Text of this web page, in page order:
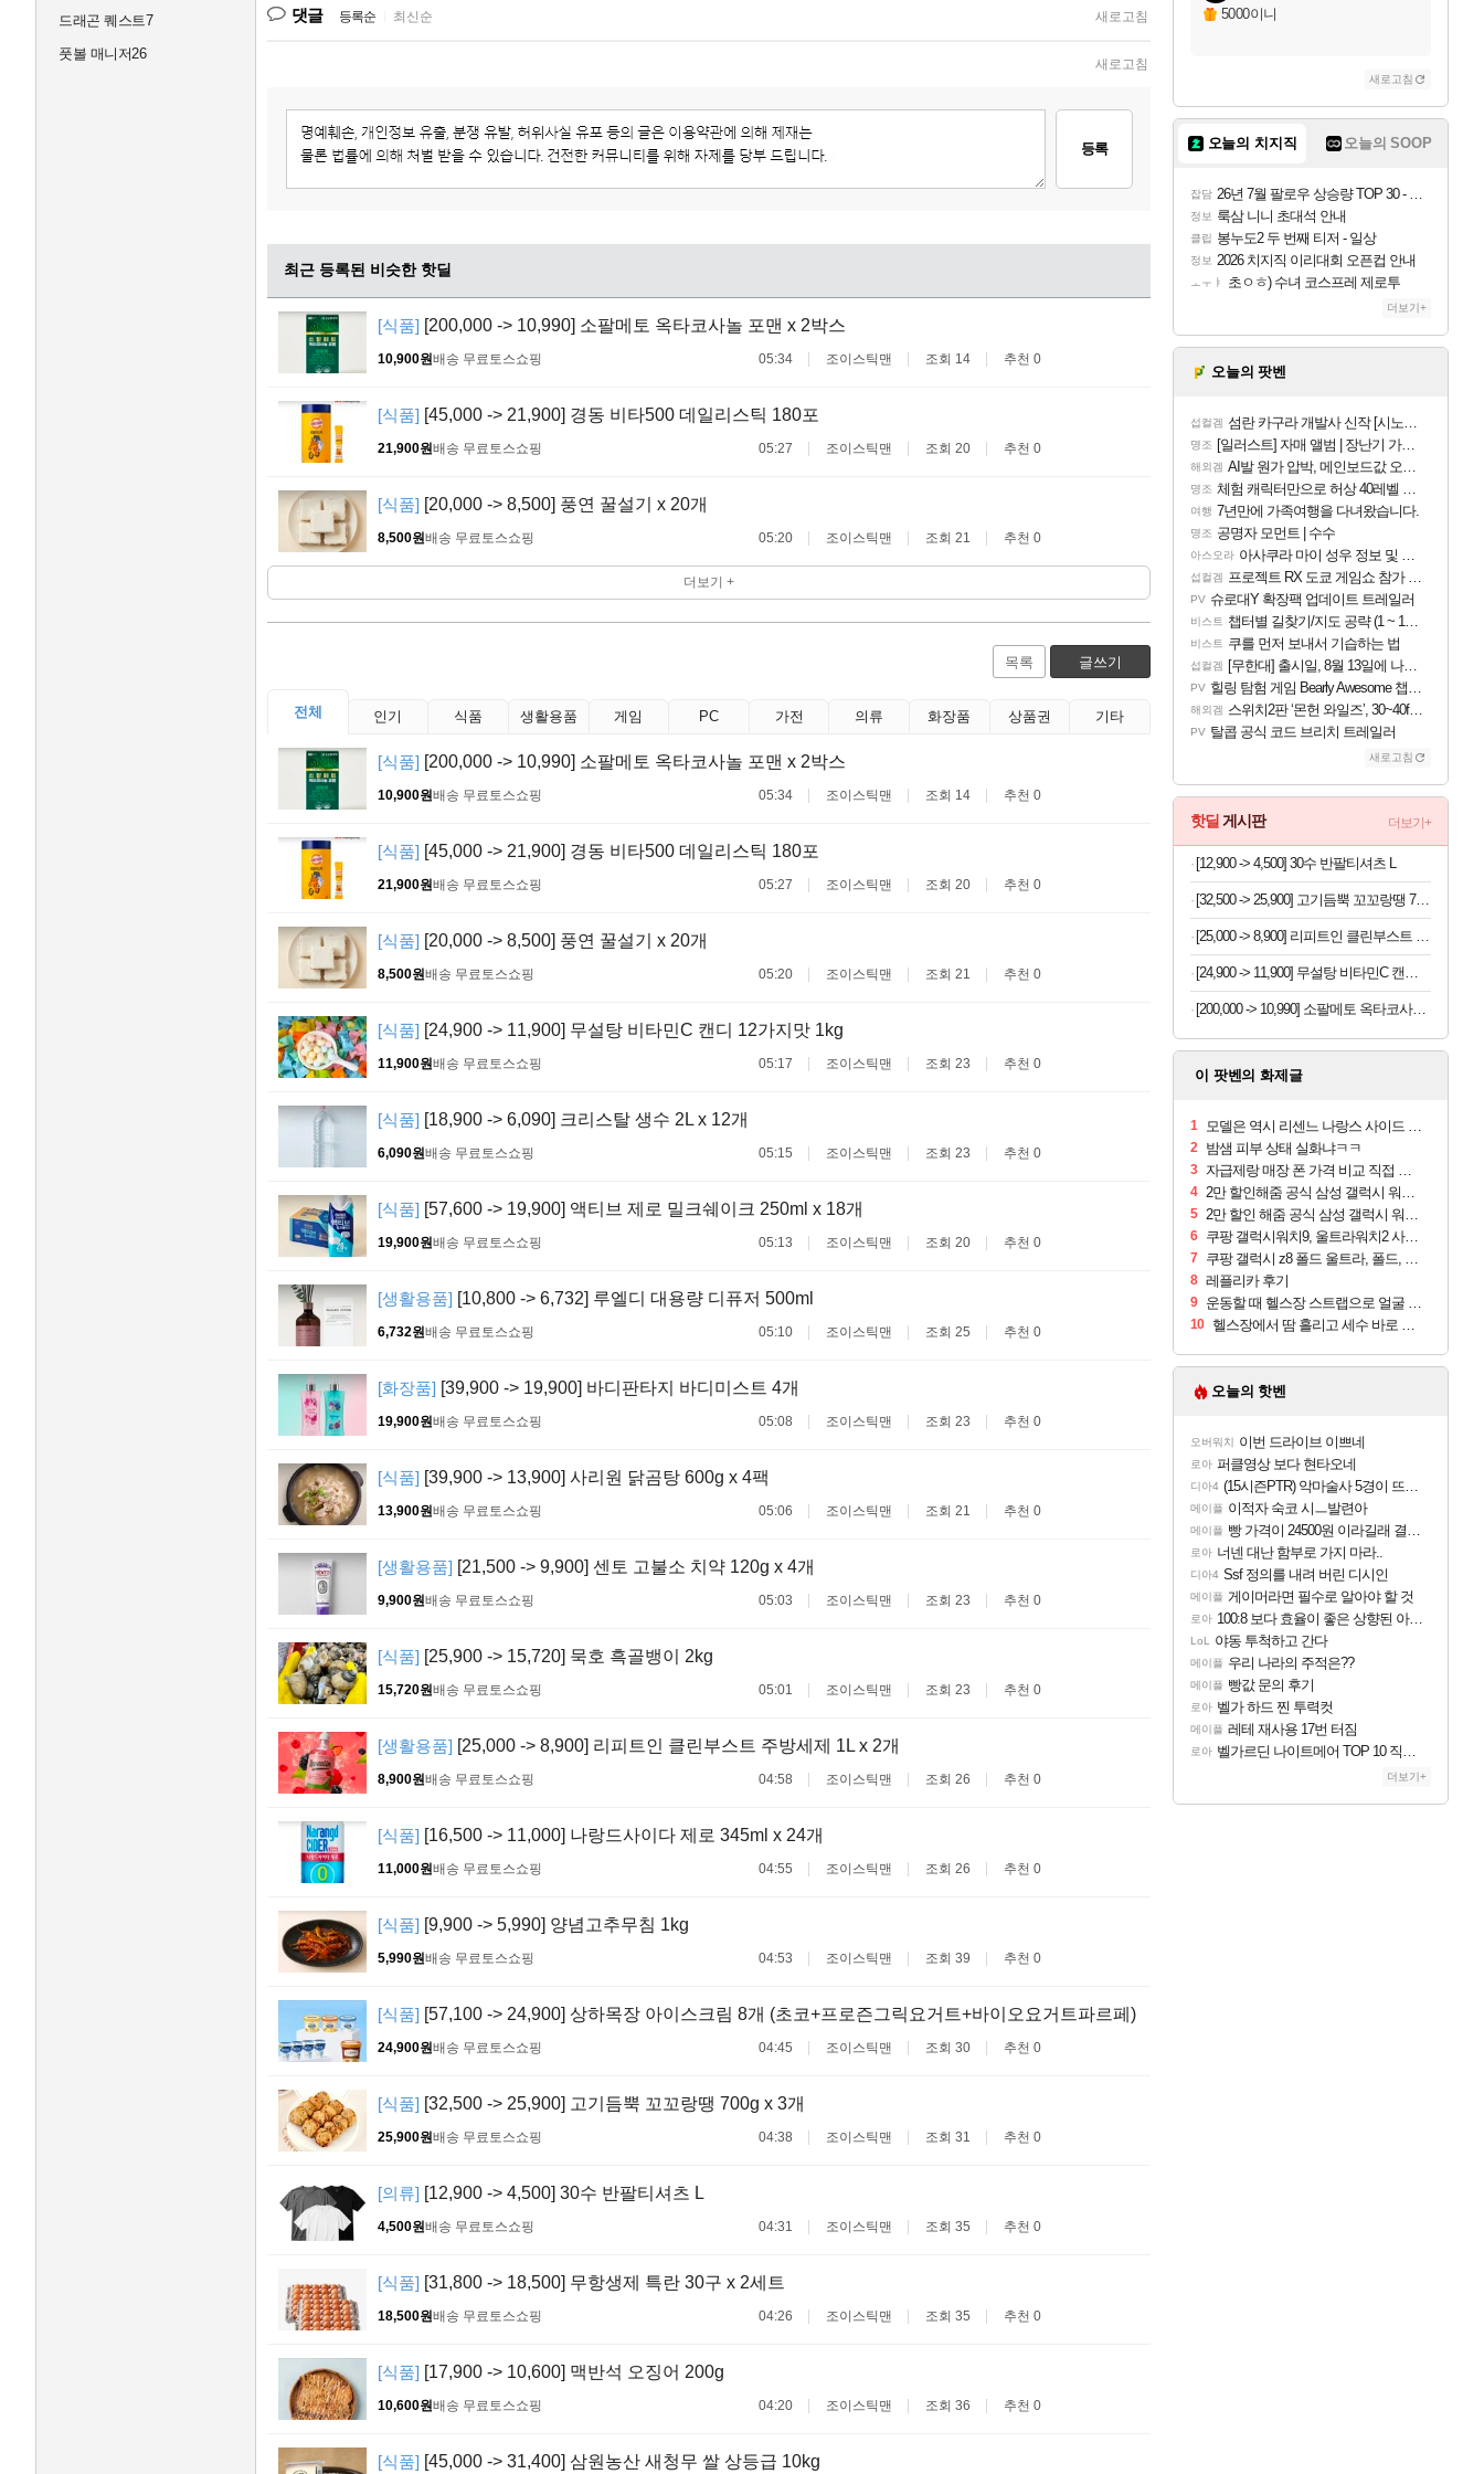
드래곤 퀘스트7
풋볼 매니저26
댓글 등록순 최신순 새로고침
새로고침
등록
최근 등록된 비슷한 핫딜
[식품] [200,000 -> 10,990] 소팔메토 옥타코사놀 포맨 x 2박스
10,900원배송 무료 토스쇼핑 05:34 조이스틱맨 조회 14 추천 0
[식품] [45,000 -> 21,900] 경동 비타500 데일리스틱 180포
21,900원배송 무료 토스쇼핑 05:27 조이스틱맨 조회 20 추천 0
[식품] [20,000 -> 8,500] 풍연 꿀설기 x 20개
8,500원배송 무료 토스쇼핑 05:20 조이스틱맨 조회 21 추천 0
더보기 +
목록 글쓰기
전체 인기 식품 생활용품 게임 PC 가전 의류 화장품 상품권 기타
[식품] [200,000 -> 10,990] 소팔메토 옥타코사놀 포맨 x 2박스
10,900원배송 무료 토스쇼핑 05:34 조이스틱맨 조회 14 추천 0
[식품] [45,000 -> 21,900] 경동 비타500 데일리스틱 180포
21,900원배송 무료 토스쇼핑 05:27 조이스틱맨 조회 20 추천 0
[식품] [20,000 -> 8,500] 풍연 꿀설기 x 20개
8,500원배송 무료 토스쇼핑 05:20 조이스틱맨 조회 21 추천 0
[식품] [24,900 -> 11,900] 무설탕 비타민C 캔디 12가지맛 1kg
11,900원배송 무료 토스쇼핑 05:17 조이스틱맨 조회 23 추천 0
[식품] [18,900 -> 6,090] 크리스탈 생수 2L x 12개
6,090원배송 무료 토스쇼핑 05:15 조이스틱맨 조회 23 추천 0
[식품] [57,600 -> 19,900] 액티브 제로 밀크쉐이크 250ml x 18개
19,900원배송 무료 토스쇼핑 05:13 조이스틱맨 조회 20 추천 0
[생활용품] [10,800 -> 6,732] 루엘디 대용량 디퓨저 500ml
6,732원배송 무료 토스쇼핑 05:10 조이스틱맨 조회 25 추천 0
[화장품] [39,900 -> 19,900] 바디판타지 바디미스트 4개
19,900원배송 무료 토스쇼핑 05:08 조이스틱맨 조회 23 추천 0
[식품] [39,900 -> 13,900] 사리원 닭곰탕 600g x 4팩
13,900원배송 무료 토스쇼핑 05:06 조이스틱맨 조회 21 추천 0
[생활용품] [21,500 -> 9,900] 센토 고불소 치약 120g x 4개
9,900원배송 무료 토스쇼핑 05:03 조이스틱맨 조회 23 추천 0
[식품] [25,900 -> 15,720] 묵호 흑골뱅이 2kg
15,720원배송 무료 토스쇼핑 05:01 조이스틱맨 조회 23 추천 0
[생활용품] [25,000 -> 8,900] 리피트인 클린부스트 주방세제 1L x 2개
8,900원배송 무료 토스쇼핑 04:58 조이스틱맨 조회 26 추천 0
[식품] [16,500 -> 11,000] 나랑드사이다 제로 345ml x 24개
11,000원배송 무료 토스쇼핑 04:55 조이스틱맨 조회 26 추천 0
[식품] [9,900 -> 5,990] 양념고추무침 1kg
5,990원배송 무료 토스쇼핑 04:53 조이스틱맨 조회 39 추천 0
[식품] [57,100 -> 24,900] 상하목장 아이스크림 8개 (초코+프로즌그릭요거트+바이오요거트파르페)
24,900원배송 무료 토스쇼핑 04:45 조이스틱맨 조회 30 추천 0
[식품] [32,500 -> 25,900] 고기듬뿍 꼬꼬랑땡 700g x 3개
25,900원배송 무료 토스쇼핑 04:38 조이스틱맨 조회 31 추천 0
[의류] [12,900 -> 4,500] 30수 반팔티셔츠 L
4,500원배송 무료 토스쇼핑 04:31 조이스틱맨 조회 35 추천 0
[식품] [31,800 -> 18,500] 무항생제 특란 30구 x 2세트
18,500원배송 무료 토스쇼핑 04:26 조이스틱맨 조회 35 추천 0
[식품] [17,900 -> 10,600] 맥반석 오징어 200g
10,600원배송 무료 토스쇼핑 04:20 조이스틱맨 조회 36 추천 0
[식품] [45,000 -> 31,400] 삼원농산 새청무 쌀 상등급 10kg
5000이니
새로고침
오늘의 치지직 오늘의 SOOP
잡담 26년 7월 팔로우 상승량 TOP 30 - 월간 치지직
정보 룩삼 니니 초대석 안내
클립 봉누도2 두 번째 티저 - 일상
정보 2026 치지직 이리대회 오픈컵 안내
ㅗㅜㅑ 초ㅇㅎ) 수녀 코스프레 제로투
더보기+
오늘의 팟벤
섭컬겜 섬란 카구라 개발사 신작 [시노비 넥서스] 연내 출시 예정
명조 [일러스트] 자매 앨범 | 장난기 가득한 오후의 공원 (리메이크판)
해외겜 AI발 원가 압박, 메인보드값 오르나
명조 체험 캐릭터만으로 허상 40레벨 하이와티아 5분 컷!｜에이메스·린네·모니에 명함
여행 7년만에 가족여행을 다녀왔습니다.
명조 공명자 모먼트 | 수수
아스오라 아사쿠라 마이 성우 정보 및 주요 필모
섭컬겜 프로젝트 RX 도쿄 게임쇼 참가 결정
PV 슈로대Y 확장팩 업데이트 트레일러
비스트 챕터별 길찾기/지도 공략 (1 ~ 12장)
비스트 쿠를 먼저 보내서 기습하는 법
섭컬겜 [무한대] 출시일, 8월 13일에 나오나
PV 힐링 탐험 게임 Bearly Awesome 챕터 1 트레일러
해외겜 스위치2판 ‘몬헌 와일즈’, 30~40fps 목표 추정
PV 탈콥 공식 코드 브리치 트레일러
새로고침
핫딜 게시판 더보기+
[12,900 -> 4,500] 30수 반팔티셔츠 L
[32,500 -> 25,900] 고기듬뿍 꼬꼬랑땡 700g x 3개
[25,000 -> 8,900] 리피트인 클린부스트 주방세제 1L x 2개
[24,900 -> 11,900] 무설탕 비타민C 캔디 12가지맛 1kg
[200,000 -> 10,990] 소팔메토 옥타코사놀 포맨 x 2박스
이 팟벤의 화제글
1 모델은 역시 리센느 나랑스 사이드 1.25L 1박스
2 밤샘 피부 상태 실화냐ㅋㅋ
3 자급제랑 매장 폰 가격 비교 직접 안가도 되네요
4 2만 할인해줌 공식 삼성 갤럭시 워치9 크림, 40mm, 블루투스
5 2만 할인 해줌 공식 삼성 갤럭시 워치9 실버, 44mm, 블루투스
6 쿠팡 갤럭시워치9, 울트라워치2 사전구매 혜택 받아보세요
7 쿠팡 갤럭시 z8 폴드 울트라, 폴드, 플립 사전예약
8 레플리카 후기
9 운동할 때 헬스장 스트랩으로 얼굴 만졌다가 볼 뒤집어짐
10 헬스장에서 땀 흘리고 세수 바로 안 하면 트러블 나냐?
오늘의 핫벤
오버워치 이번 드라이브 이쁘네
로아 퍼클영상 보다 현타오네
디아4 (15시즌PTR) 악마술사 5경이 뜨네요
메이플 이적자 숙코 시ㅡ발련아
메이플 빵 가격이 24500원 이라길래 결제 취소하고 나왔다
로아 너넨 대난 함부로 가지 마라..
디아4 Ssf 정의를 내려 버린 디시인
메이플 게이머라면 필수로 알아야 할 것
로아 100:8 보다 효율이 좋은 상향된 아제나 ㄷㄷ
LoL 야동 투척하고 간다
메이플 우리 나라의 주적은??
메이플 빵값 문의 후기
로아 벨가 하드 찐 투력컷
메이플 레테 재사용 17번 터짐
로아 벨가르딘 나이트메어 TOP 10 직업별 분포
더보기+